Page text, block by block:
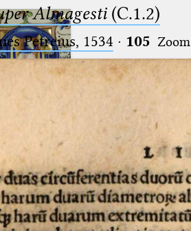
et Latinus
the placeholder
🔎︎
Start
Almagesti(C.1.2)
Petreius, 1534 · 105 Zoom